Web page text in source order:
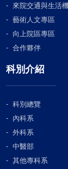
鎝製劑（Tc-
哨淋巴結。(二)、化學治療 乳
1946年的化學
小紅莓及紫杉
手術，先手術
先化療再手術
小，讓乳房保
基因陽性大於
合先化療的一群病人
針對有 Her2/
個標靶藥物賀
來院交通與生活
藝術人文專區
向上院區專區
合作夥伴
科別介紹
科別總覽
內科系
外科系
中醫部
其他專科系